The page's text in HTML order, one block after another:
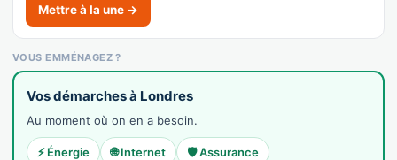
Mettre à la une →
VOUS EMMÉNAGEZ ?
Vos démarches à Londres
Au moment où on en a besoin.
⚡ Énergie 🌐 Internet 🛡️ Assurance